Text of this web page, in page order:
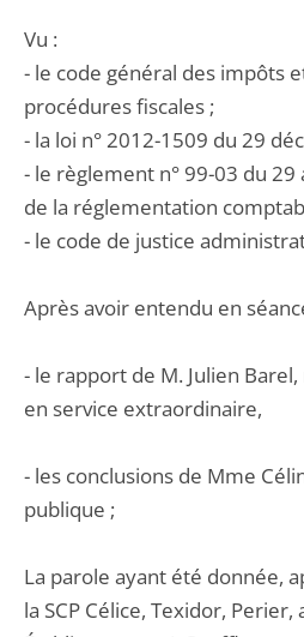
Vu :
- le code général des impôts
procédures fiscales ;
- la loi n° 2012-1509 du 29
- le règlement n° 99-03 du
de la réglementation
- le code de justice
Après avoir entendu en
- le rapport de M. Julien
en service extraordinaire,
- les conclusions de Mme
publique ;
La parole ayant été donnée,
la SCP Célice, Texidor,